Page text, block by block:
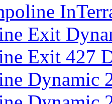
Exit
Exit 427
Dynamic